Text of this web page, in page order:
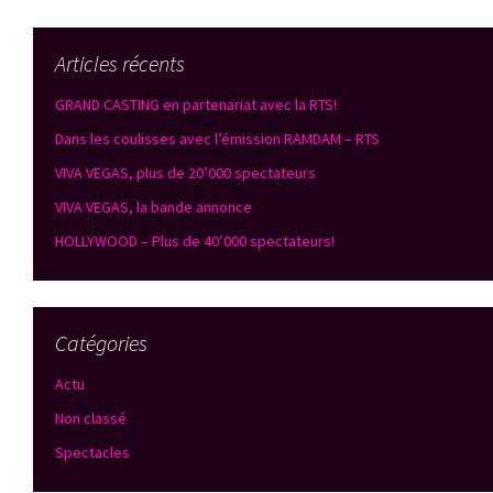
Articles récents
GRAND CASTING en partenariat avec la RTS!
Dans les coulisses avec l’émission RAMDAM – RTS
VIVA VEGAS, plus de 20’000 spectateurs
VIVA VEGAS, la bande annonce
HOLLYWOOD – Plus de 40’000 spectateurs!
Catégories
Actu
Non classé
Spectacles